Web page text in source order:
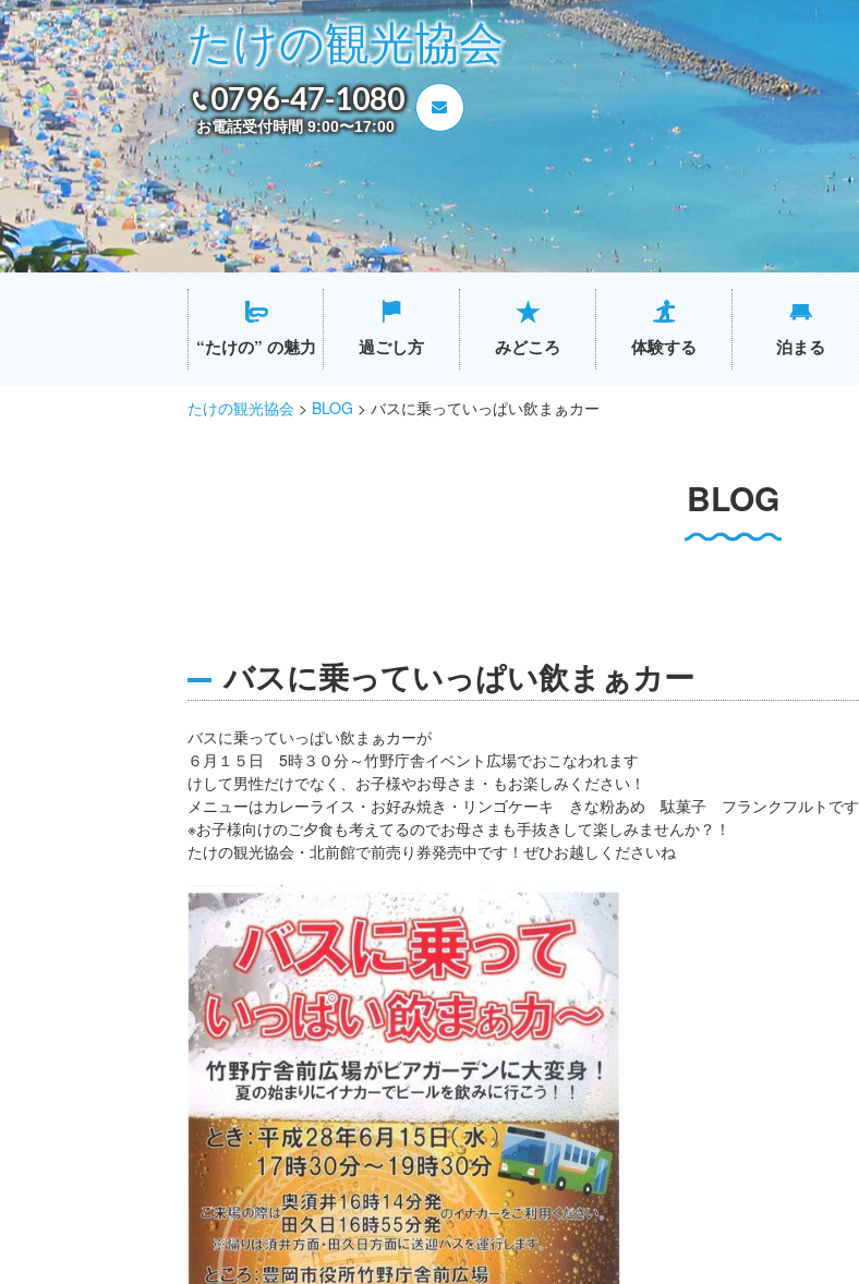
たけの観光協会
0796-47-1080
お電話受付時間 9:00〜17:00
“たけの” の魅力 過ごし方 みどころ 体験する 泊まる
たけの観光協会 > BLOG > バスに乗っていっぱい飲まぁカー
BLOG
バスに乗っていっぱい飲まぁカー
バスに乗っていっぱい飲まぁカーが
６月１５日 5時３０分～竹野庁舎イベント広場でおこなわれます
けして男性だけでなく、お子様やお母さま・もお楽しみください！
メニューはカレーライス・お好み焼き・リンゴケーキ きな粉あめ 駄菓子 フランクフルトです
※お子様向けのご夕食も考えてるのでお母さまも手抜きして楽しみませんか？！
たけの観光協会・北前館で前売り券発売中です！ぜひお越しくださいね